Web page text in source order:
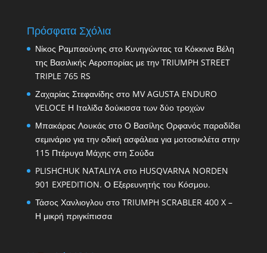
Πρόσφατα Σχόλια
Νίκος Ραμπαούνης στο Κυνηγώντας τα Κόκκινα Βέλη
της Βασιλικής Αεροπορίας με την TRIUMPH STREET
TRIPLE 765 RS
Ζαχαρίας Στεφανίδης στο MV AGUSTA ENDURO
VELOCE Η Ιταλίδα δούκισσα των δύο τροχών
Μπακάρας Λουκάς στο Ο Βασίλης Ορφανός παραδίδει
σεμινάριο για την οδική ασφάλεια για μοτοσικλέτα στην
115 Πτέρυγα Μάχης στη Σούδα
PLISHCHUK NATALIYAστο HUSQVARNA NORDEN
901 EXPEDITION. Ο Εξερευνητής του Κόσμου.
Τάσος Χανλιογλου στο TRIUMPH SCRABLER 400 X –
Η μικρή πριγκίπισσα